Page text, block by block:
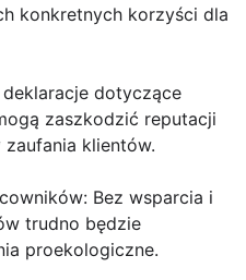
konkretnych korzyści dla
deklaracje dotyczące
zaszkodzić reputacji
klientów.
Bez wsparcia i
trudno będzie
proekologiczne.